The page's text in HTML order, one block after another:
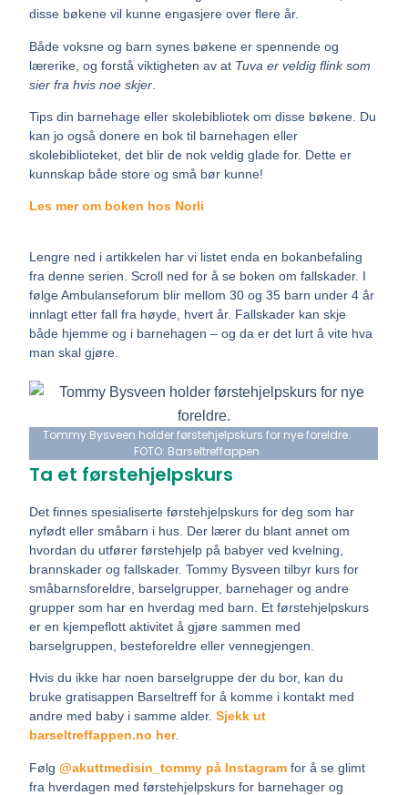
disse bøkene vil kunne engasjere over flere år.
Både voksne og barn synes bøkene er spennende og
lærerike, og forstå viktigheten av at Tuva er veldig flink som
sier fra hvis noe skjer
Tips din barnehage eller skolebibliotek om disse bøkene. Du
kan jo også donere en bok til barnehagen eller
skolebiblioteket, det blir de nok veldig glade for. Dette er
kunnskap både store og små bør kunne!
Les mer om boken hos Norli
Lengre ned i artikkelen har vi listet enda en bokanbefaling
fra denne serien. Scroll ned for å se boken om fallskader. I
følge Ambulanseforum blir mellom 30 og 35 barn under 4 år
innlagt etter fall fra høyde, hvert år. Fallskader kan skje
både hjemme og i barnehagen – og da er det lurt å vite hva
man skal gjøre.
Tommy Bysveen holder førstehjelpskurs for nye foreldre.
FOTO: Barseltreffappen
Ta et førstehjelpskurs
Det finnes spesialiserte førstehjelpskurs for deg som har
nyfødt eller småbarn i hus. Der lærer du blant annet om
hvordan du utfører førstehjelp på babyer ved kvelning,
brannskader og fallskader. Tommy Bysveen tilbyr kurs for
småbarnsforeldre, barselgrupper, barnehager og andre
grupper som har en hverdag med barn. Et førstehjelpskurs
er en kjempeflott aktivitet å gjøre sammen med
barselgruppen, besteforeldre eller vennegjengen.
Hvis du ikke har noen barselgruppe der du bor, kan du
bruke gratisappen Barseltreff for å komme i kontakt med
andre med baby i samme alder.Sjekk ut
barseltreffappen.no her.
Følg@akuttmedisin_tommy på Instagram for å se glimt
fra hverdagen med førstehjelpskurs for barnehager og